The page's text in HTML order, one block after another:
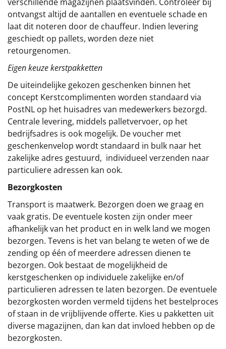
ontvangst altijd de aantallen en eventuele schade en
laat dit noteren door de chauffeur. Indien levering
geschiedt op pallets, worden deze niet
retourgenomen.
Eigen keuze kerstpakketten
De uiteindelijke gekozen geschenken binnen het
concept Kerstcomplimenten worden standaard via
PostNL op het huisadres van medewerkers bezorgd.
Centrale levering, middels palletvervoer, op het
bedrijfsadres is ook mogelijk. De voucher met
geschenkenvelop wordt standaard in bulk naar het
zakelijke adres gestuurd, individueel verzenden naar
particuliere adressen kan ook.
Bezorgkosten
Transport is maatwerk. Bezorgen doen we graag en
vaak gratis. De eventuele kosten zijn onder meer
afhankelijk van het product en in welk land we mogen
bezorgen. Tevens is het van belang te weten of we de
zending op één of meerdere adressen dienen te
bezorgen. Ook bestaat de mogelijkheid de
kerstgeschenken op individuele zakelijke en/of
particulieren adressen te laten bezorgen. De eventuele
bezorgkosten worden vermeld tijdens het bestelproces
of staan in de vrijblijvende offerte. Kies u pakketten uit
diverse magazijnen, dan kan dat invloed hebben op de
bezorgkosten.